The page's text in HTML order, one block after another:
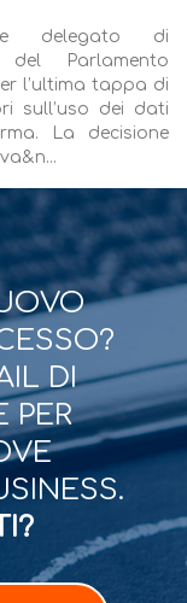
delegato di
Parlamento
l’ultima tappa di
sull’uso dei dati
La decisione
DI
PER